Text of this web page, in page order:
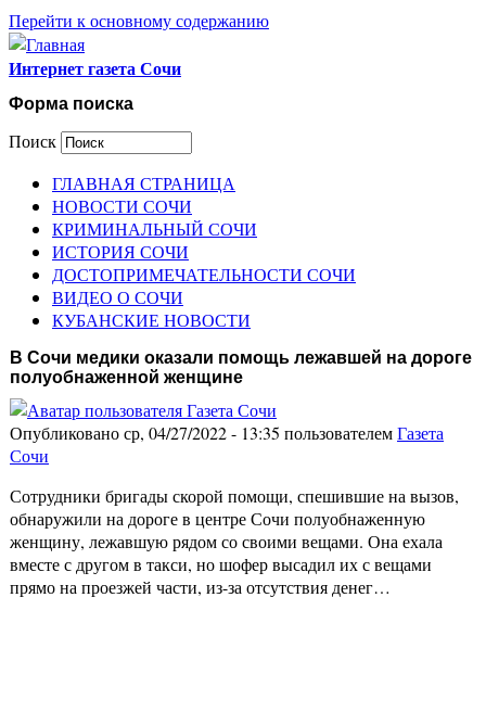
Перейти к основному содержанию
Интернет газета Сочи
Форма поиска
Поиск
ГЛАВНАЯ СТРАНИЦА
НОВОСТИ СОЧИ
КРИМИНАЛЬНЫЙ СОЧИ
ИСТОРИЯ СОЧИ
ДОСТОПРИМЕЧАТЕЛЬНОСТИ СОЧИ
ВИДЕО О СОЧИ
КУБАНСКИЕ НОВОСТИ
В Сочи медики оказали помощь лежавшей на дороге
полуобнаженной женщине
Опубликовано ср, 04/27/2022 - 13:35 пользователемГазета
Сочи
Сотрудники бригады скорой помощи, спешившие на вызов,
обнаружили на дороге в центре Сочи полуобнаженную
женщину, лежавшую рядом со своими вещами. Она ехала
вместе с другом в такси, но шофер высадил их с вещами
прямо на проезжей части, из-за отсутствия денег…